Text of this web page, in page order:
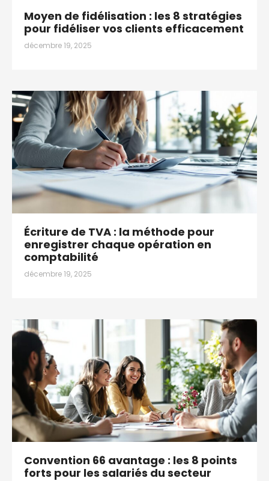
Moyen de fidélisation : les 8 stratégies
pour fidéliser vos clients efficacement
décembre 19, 2025
Écriture de TVA : la méthode pour
enregistrer chaque opération en
comptabilité
décembre 19, 2025
Convention 66 avantage : les 8 points
forts pour les salariés du secteur